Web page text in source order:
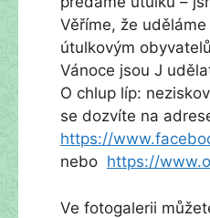
Věříme, že
útulkovým
Vánoce jsou J
O chlup líp:
se dozvíte na
https://
nebo https://
Ve fotogalerii